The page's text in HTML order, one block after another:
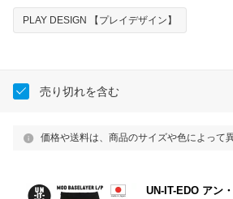
PLAY DESIGN 【プレイデザイン】
売り切れを含む
価格や送料は、商品のサイズや色によって
UN-IT-EDO アン